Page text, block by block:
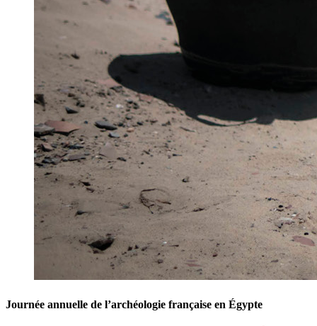
Journée annuelle de l’archéologie française en Égypte